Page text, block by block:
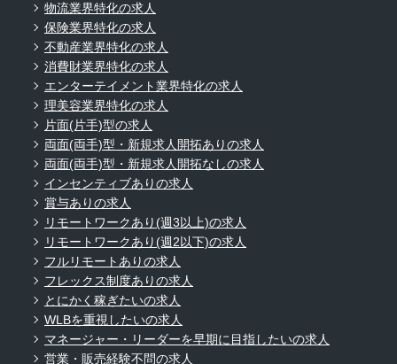
物流業界特化の求人
保険業界特化の求人
不動産業界特化の求人
消費財業界特化の求人
エンターテイメント業界特化の求人
理美容業界特化の求人
片面(片手)型の求人
両面(両手)型・新規求人開拓ありの求人
両面(両手)型・新規求人開拓なしの求人
インセンティブありの求人
賞与ありの求人
リモートワークあり(週3以上)の求人
リモートワークあり(週2以下)の求人
フルリモートありの求人
フレックス制度ありの求人
とにかく稼ぎたいの求人
WLBを重視したいの求人
マネージャー・リーダーを早期に目指したいの求人
営業・販売経験不問の求人